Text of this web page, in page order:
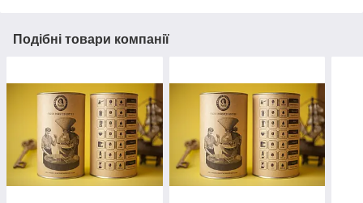
Подібні товари компанії